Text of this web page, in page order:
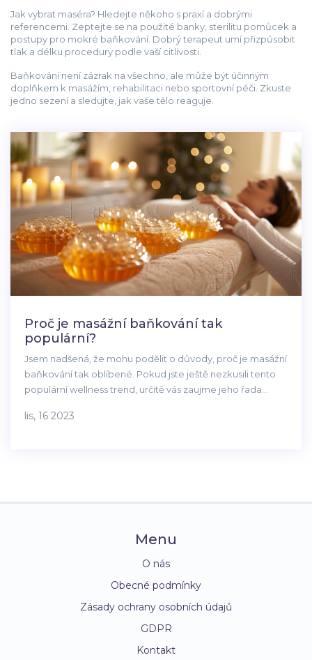
Jak vybrat maséra? Hledejte někoho s praxí a dobrými
referencemi. Zeptejte se na použité banky, sterilitu pomůcek a
postupy pro mokré baňkování. Dobrý terapeut umí přizpůsobit
tlak a délku procedury podle vaší citlivosti.
Baňkování není zázrak na všechno, ale může být účinným
doplňkem k masážím, rehabilitaci nebo sportovní péči. Zkuste
jedno sezení a sledujte, jak vaše tělo reaguje.
Proč je masážní baňkování tak
populární?
Jsem nadšená, že mohu podělit o důvody, proč je masážní
baňkování tak oblíbené. Pokud jste ještě nezkusili tento
populární wellness trend, určitě vás zaujme jeho řada
procedura baňkování probíhá a proč je tak osvěžující a
lis, 16 2023
Menu
O nás
Obecné podmínky
Zásady ochrany osobních údajů
GDPR
Kontakt